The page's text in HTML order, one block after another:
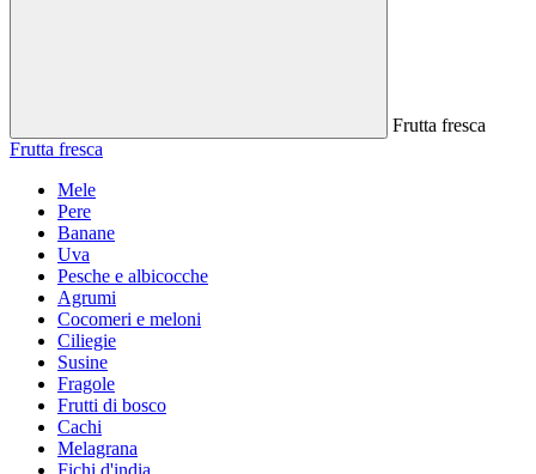
Frutta fresca
Frutta fresca
Mele
Pere
Banane
Uva
Pesche e albicocche
Agrumi
Cocomeri e meloni
Ciliegie
Susine
Fragole
Frutti di bosco
Cachi
Melagrana
Fichi d'india